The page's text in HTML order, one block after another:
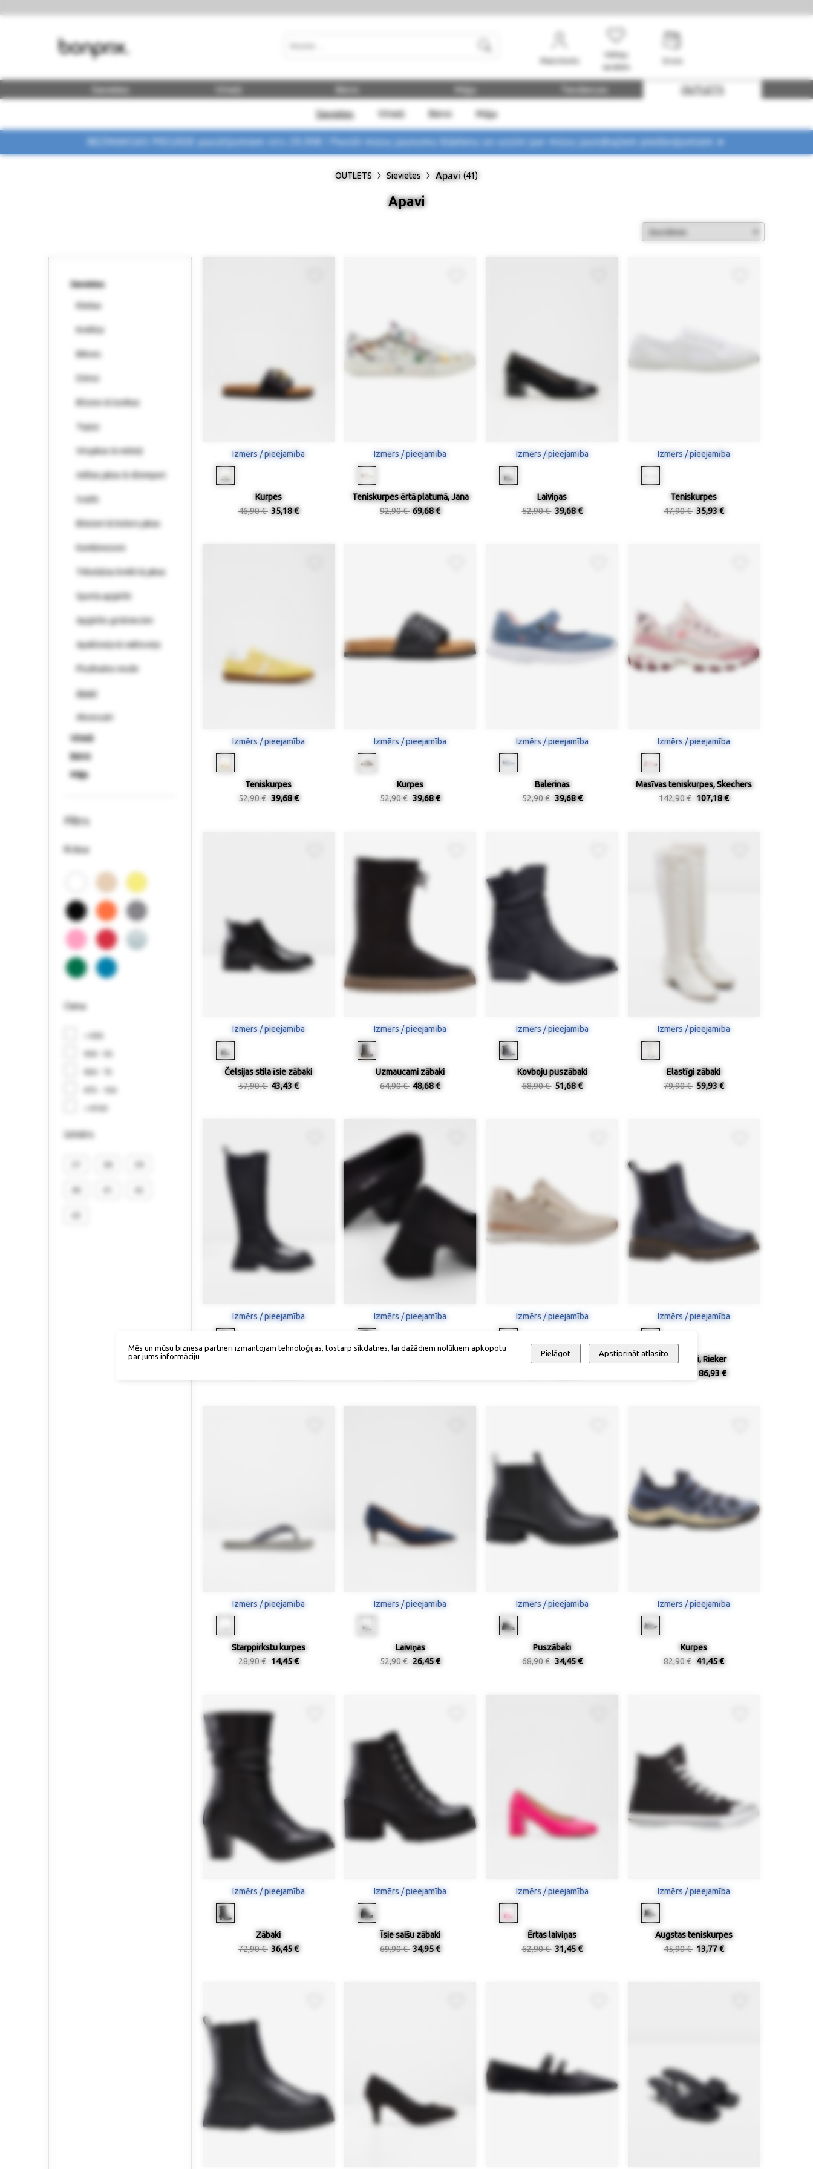
Mans konts
Vēlmju
saraksts
Sievietes Vīrieši Māja Tendences OUTLETS
Sievietes Vīrieši Bērni Māja
BEZMAKSAS PIEGĀDE pasūtījumiem virs 29,90€ ! Pasūti mūsu jaunumu biļetenu un uzzini par mūsu jaunākajiem piedāvājumiem ➤
OUTLETS Sievietes Apavi (41)
Apavi
Sievietes
Kleitas
Krekliņi
Bikses
Džinsi
Blūzes & tunikas
Topiņi
Virsjakas & mēteļi
Adītas jakas & džemperi
Svārki
Bleizeri & bolero jakas
Kombinezoni
Trikotāžas krekli & jakas
Sporta apģērbi
Apģērbs grūtniecēm
Apakšveļa & naktsveļa
Pludmales mode
Apavi
Aksesuāri
Vīrieši
Bērni
Māja
Filtrs
Krāsa
Cena
< €30
€30 - 50
€50 - 75
€75 - 150
> €150
izmērs
Izmērs / pieejamība
Kurpes
46,90 € 35,18 €
Izmērs / pieejamība
Teniskurpes ērtā platumā, Jana
92,90 € 69,68 €
Izmērs / pieejamība
Laiviņas
52,90 € 39,68 €
Izmērs / pieejamība
Teniskurpes
47,90 € 35,93 €
Izmērs / pieejamība
Teniskurpes
52,90 € 39,68 €
Izmērs / pieejamība
Kurpes
52,90 € 39,68 €
Izmērs / pieejamība
Balerinas
52,90 € 39,68 €
Izmērs / pieejamība
Masīvas teniskurpes, Skechers
142,90 € 107,18 €
Izmērs / pieejamība
Čelsijas stila īsie zābaki
57,90 € 43,43 €
Izmērs / pieejamība
Uzmaucami zābaki
64,90 € 48,68 €
Izmērs / pieejamība
Kovboju puszābaki
68,90 € 51,68 €
Izmērs / pieejamība
Elastīgi zābaki
79,90 € 59,93 €
Izmērs / pieejamība Izmērs / pieejamība Izmērs / pieejamība
Teniskurpes, Marco Tozzi
Izmērs / pieejamība
Puszābaki, Rieker
86,93 €
Izmērs / pieejamība
Starppirkstu kurpes
28,90 € 14,45 €
Izmērs / pieejamība
Laiviņas
52,90 € 26,45 €
Izmērs / pieejamība
Puszābaki
68,90 € 34,45 €
Izmērs / pieejamība
Kurpes
82,90 € 41,45 €
Izmērs / pieejamība
Zābaki
72,90 € 36,45 €
Izmērs / pieejamība
Īsie saišu zābaki
69,90 € 34,95 €
Izmērs / pieejamība
Ērtas laiviņas
62,90 € 31,45 €
Izmērs / pieejamība
Augstas teniskurpes
45,90 € 13,77 €
Mēs un mūsu biznesa partneri izmantojam tehnoloģijas, tostarp sīkdatnes, lai dažādiem nolūkiem apkopotu
par jums informāciju
Pielāgot Apstiprināt atlasīto